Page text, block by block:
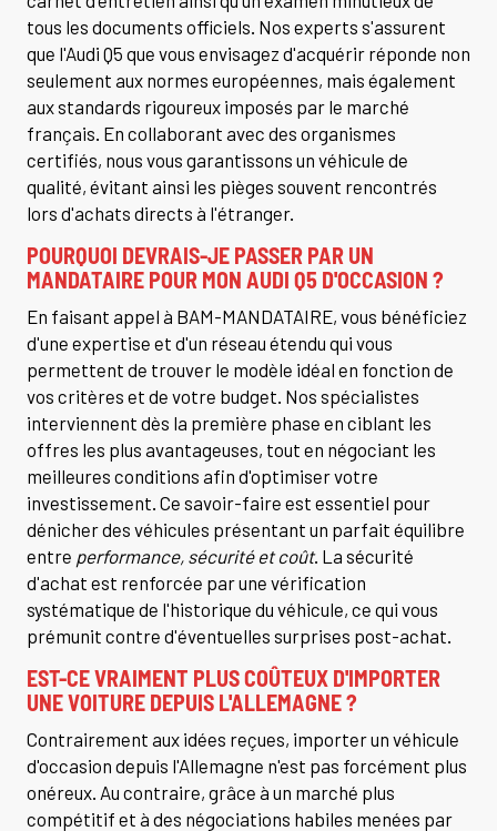
tous les documents officiels. Nos experts s'assurent
que l'Audi Q5 que vous envisagez d'acquérir réponde non
seulement aux normes européennes, mais également
aux standards rigoureux imposés par le marché
français. En collaborant avec des organismes
certifiés, nous vous garantissons un véhicule de
qualité, évitant ainsi les pièges souvent rencontrés
lors d'achats directs à l'étranger.
POURQUOI DEVRAIS-JE PASSER PAR UN
MANDATAIRE POUR MON AUDI Q5 D'OCCASION ?
En faisant appel à BAM-MANDATAIRE, vous bénéficiez
d'une expertise et d'un réseau étendu qui vous
permettent de trouver le modèle idéal en fonction de
vos critères et de votre budget. Nos spécialistes
interviennent dès la première phase en ciblant les
offres les plus avantageuses, tout en négociant les
meilleures conditions afin d'optimiser votre
investissement. Ce savoir-faire est essentiel pour
dénicher des véhicules présentant un parfait équilibre
entre performance, sécurité et coût. La sécurité
d'achat est renforcée par une vérification
systématique de l'historique du véhicule, ce qui vous
prémunit contre d'éventuelles surprises post-achat.
EST-CE VRAIMENT PLUS COÛTEUX D'IMPORTER
UNE VOITURE DEPUIS L'ALLEMAGNE ?
Contrairement aux idées reçues, importer un véhicule
d'occasion depuis l'Allemagne n'est pas forcément plus
onéreux. Au contraire, grâce à un marché plus
compétitif et à des négociations habiles menées par